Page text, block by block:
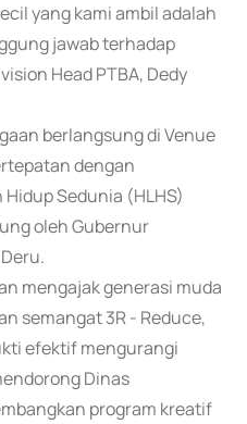
yang kami ambil adalah
jawab terhadap
Head PTBA, Dedy
berlangsung di Venue
dengan
Sedunia (HLHS)
oleh Gubernur
mengajak generasi muda
semangat 3R - Reduce,
efektif mengurangi
Dinas
program kreatif